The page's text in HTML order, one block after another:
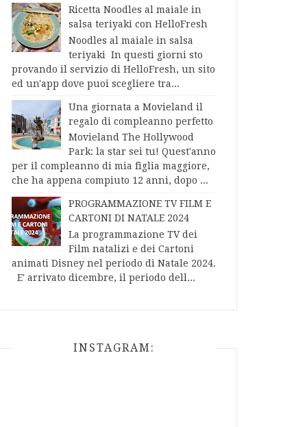
Ricetta Noodles al maiale in
salsa teriyaki con HelloFresh
Noodles al maiale in salsa
teriyaki In questi giorni sto
provando il servizio di HelloFresh, un sito
ed un'app dove puoi scegliere tra...
Una giornata a Movieland il
regalo di compleanno perfetto
Movieland The Hollywood
Park: la star sei tu! Quest'anno
per il compleanno di mia figlia maggiore,
che ha appena compiuto 12 anni, dopo ...
PROGRAMMAZIONE TV FILM E
CARTONI DI NATALE 2024
La programmazione TV dei
Film natalizi e dei Cartoni
animati Disney nel periodo di Natale 2024.
E' arrivato dicembre, il periodo dell...
INSTAGRAM: